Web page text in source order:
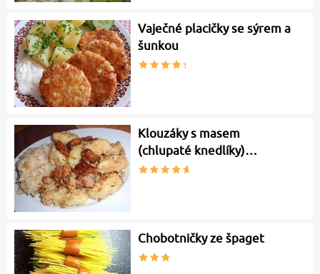
Vaječné placičky se sýrem a
šunkou
Klouzáky s masem
(chlupaté knedlíky)…
Chobotničky ze špaget